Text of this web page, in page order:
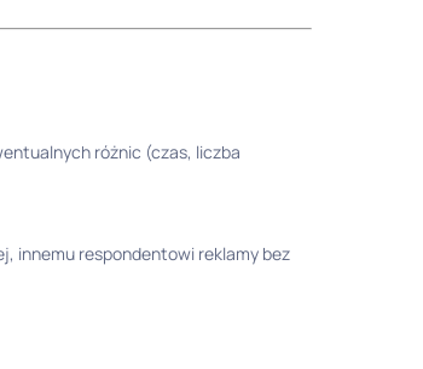
różnic (czas, liczba
innemu respondentowi reklamy bez